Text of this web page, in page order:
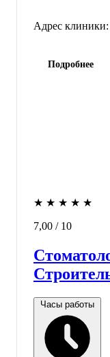
Адрес клиники:
Подробнее
★ ★ ★ ★ ★
7,00 / 10
Часы работы